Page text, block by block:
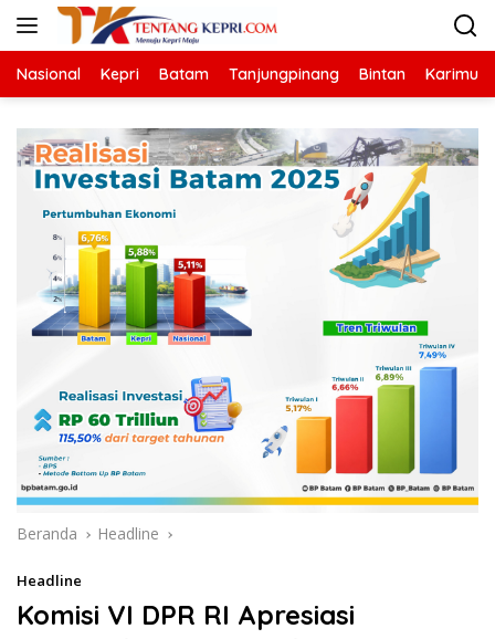
Langsung
Nasional Kepri Batam Tanjungpinang Bintan Karimun
Beranda Headline
Headline
Komisi VI DPR RI Apresiasi